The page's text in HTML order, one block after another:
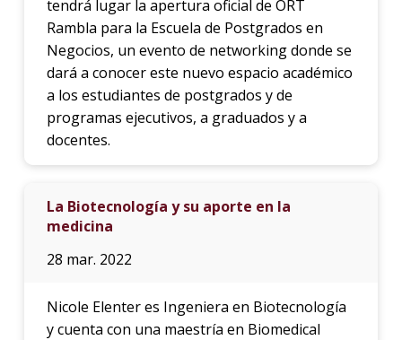
tendrá lugar la apertura oficial de ORT
Rambla para la Escuela de Postgrados en
Negocios, un evento de networking donde se
dará a conocer este nuevo espacio académico
a los estudiantes de postgrados y de
programas ejecutivos, a graduados y a
docentes.
La Biotecnología y su aporte en la
medicina
28 mar. 2022
Nicole Elenter es Ingeniera en Biotecnología
y cuenta con una maestría en Biomedical